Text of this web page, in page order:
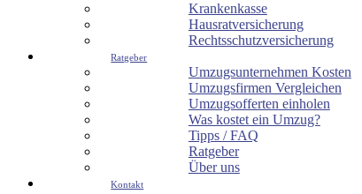
Krankenkasse
Hausratversicherung
Rechtsschutzversicherung
Ratgeber
Umzugsunternehmen Kosten
Umzugsfirmen Vergleichen
Umzugsofferten einholen
Was kostet ein Umzug?
Tipps / FAQ
Ratgeber
Über uns
Kontakt